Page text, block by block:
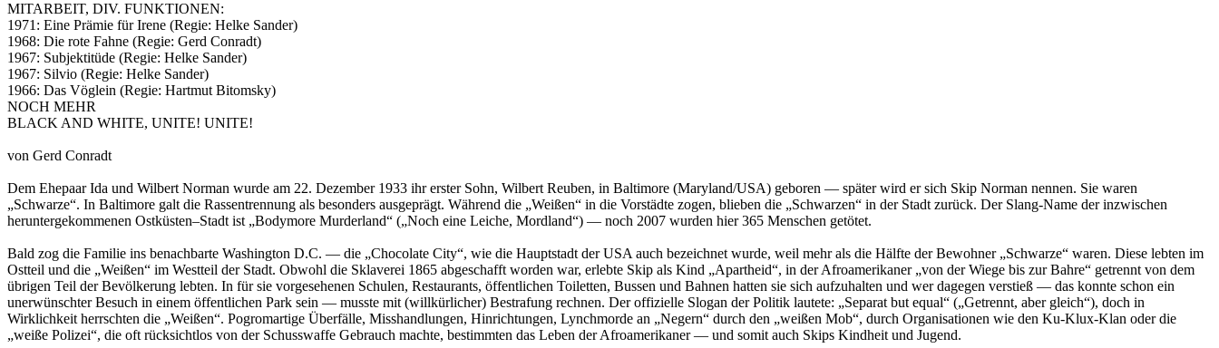
MITARBEIT, DIV. FUNKTIONEN:
1971: Eine Prämie für Irene (Regie: Helke Sander)
1968: Die rote Fahne (Regie: Gerd Conradt)
1967: Subjektitüde (Regie: Helke Sander)
1967: Silvio (Regie: Helke Sander)
1966: Das Vöglein (Regie: Hartmut Bitomsky)
NOCH MEHR
BLACK AND WHITE, UNITE! UNITE!
von Gerd Conradt
Dem Ehepaar Ida und Wilbert Norman wurde am 22. Dezember 1933 ihr erster Sohn, Wilbert Reuben, in Baltimore (Maryland/USA) geboren — später wird er sich Skip Norman nennen. Sie waren
„Schwarze“. In Baltimore galt die Rassentrennung als besonders ausgeprägt. Während die „Weißen“ in die Vorstädte zogen, blieben die „Schwarzen“ in der Stadt zurück. Der Slang-Name der inzwischen
heruntergekommenen Ostküsten–Stadt ist „Bodymore Murderland“ („Noch eine Leiche, Mordland“) — noch 2007 wurden hier 365 Menschen getötet.
Bald zog die Familie ins benachbarte Washington D.C. — die „Chocolate City“, wie die Hauptstadt der USA auch bezeichnet wurde, weil mehr als die Hälfte der Bewohner „Schwarze“ waren. Diese lebten im
Ostteil und die „Weißen“ im Westteil der Stadt. Obwohl die Sklaverei 1865 abgeschafft worden war, erlebte Skip als Kind „Apartheid“, in der Afroamerikaner „von der Wiege bis zur Bahre“ getrennt von dem
übrigen Teil der Bevölkerung lebten. In für sie vorgesehenen Schulen, Restaurants, öffentlichen Toiletten, Bussen und Bahnen hatten sie sich aufzuhalten und wer dagegen verstieß — das konnte schon ein
unerwünschter Besuch in einem öffentlichen Park sein — musste mit (willkürlicher) Bestrafung rechnen. Der offizielle Slogan der Politik lautete: „Separat but equal“ („Getrennt, aber gleich“), doch in
Wirklichkeit herrschten die „Weißen“. Pogromartige Überfälle, Misshandlungen, Hinrichtungen, Lynchmorde an „Negern“ durch den „weißen Mob“, durch Organisationen wie den Ku-Klux-Klan oder die
„weiße Polizei“, die oft rücksichtlos von der Schusswaffe Gebrauch machte, bestimmten das Leben der Afroamerikaner — und somit auch Skips Kindheit und Jugend.